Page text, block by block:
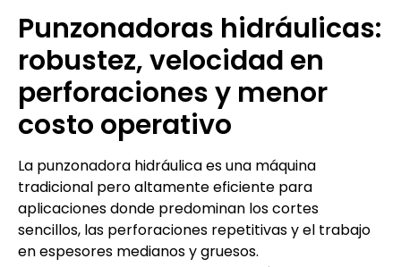
Punzonadoras hidráulicas:
robustez, velocidad en
perforaciones y menor
costo operativo
La punzonadora hidráulica es una máquina
tradicional pero altamente eficiente para
aplicaciones donde predominan los cortes
sencillos, las perforaciones repetitivas y el trabajo
en espesores medianos y gruesos.